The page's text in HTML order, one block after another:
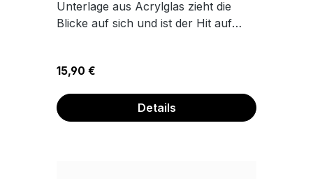
Unterlage aus Acrylglas zieht die
Blicke auf sich und ist der Hit auf
Die Platte ist hygenisch und lässt sich
von hinten bedruckt und Foliert. Mit
den 4 mitgelieferten Elastikpuffern,
Regulärer Preis:
15,90 €
Details